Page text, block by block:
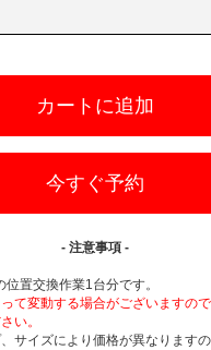
カートに追加
今すぐ予約
- 注意事項 -
置交換作業1台分です。
て変動する場合がございますの
い。
サイズにより価格が異なります